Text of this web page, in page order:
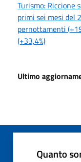
Turismo: Riccione
primi sei mesi del
pernottamenti
(+33,4%)
Ultimo
Quanto